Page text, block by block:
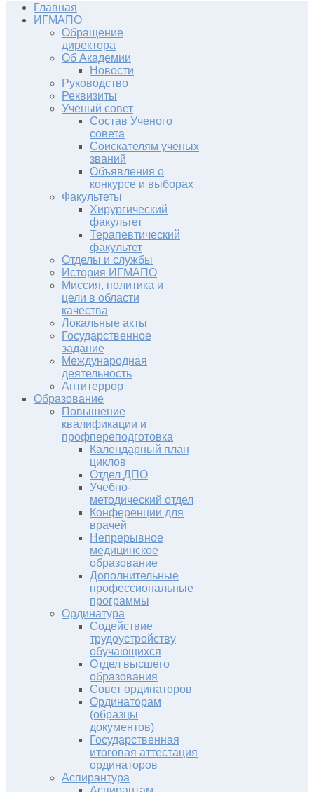
Главная
ИГМАПО
Обращение
директора
Об Академии
Новости
Руководство
Реквизиты
Ученый совет
Состав Ученого
совета
Соискателям ученых
званий
Объявления о
конкурсе и выборах
Факультеты
Хирургический
факультет
Терапевтический
факультет
Отделы и службы
История ИГМАПО
Миссия, политика и
цели в области
качества
Локальные акты
Государственное
задание
Международная
деятельность
Антитеррор
Образование
Повышение
квалификации и
профпереподготовка
Календарный план
циклов
Отдел ДПО
Учебно-
методический отдел
Конференции для
врачей
Непрерывное
медицинское
образование
Дополнительные
профессиональные
программы
Ординатура
Содействие
трудоустройству
обучающихся
Отдел высшего
образования
Совет ординаторов
Ординаторам
(образцы
документов)
Государственная
итоговая аттестация
ординаторов
Аспирантура